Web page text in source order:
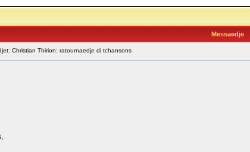
Messaedje
Christian Thirion: ratournaedje di tchansons